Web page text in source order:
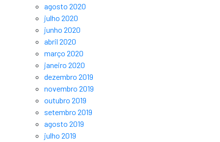
agosto 2020
julho 2020
junho 2020
abril 2020
março 2020
janeiro 2020
dezembro 2019
novembro 2019
outubro 2019
setembro 2019
agosto 2019
julho 2019